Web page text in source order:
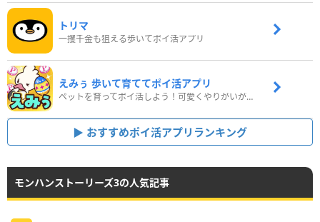
トリマ
一攫千金も狙える歩いてポイ活アプリ
えみぅ 歩いて育ててポイ活アプリ
ペットを育ってポイ活しよう！可愛くやりがいがある新感覚アプリ
おすすめポイ活アプリランキング
モンハンストーリーズ3の人気記事